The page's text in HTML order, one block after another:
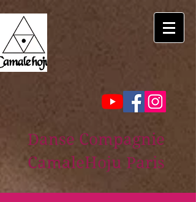
Danse Compagnie
CamaleHoju Paris